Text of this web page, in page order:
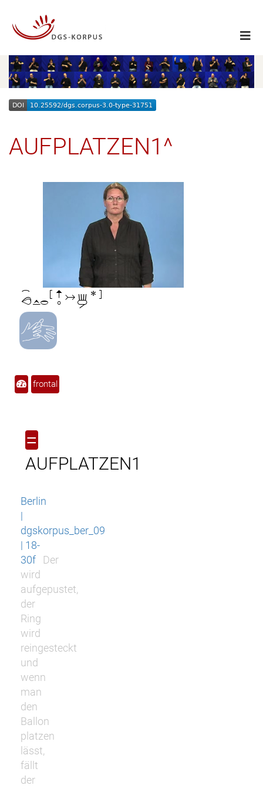
AUFPLATZEN1^

frontal
=
AUFPLATZEN1
Berlin
|
dgskorpus_ber_09
| 18-
30f
Der
wird
aufgepustet,
der
Ring
wird
reingesteckt
und
wenn
man
den
Ballon
platzen
lässt,
fällt
der